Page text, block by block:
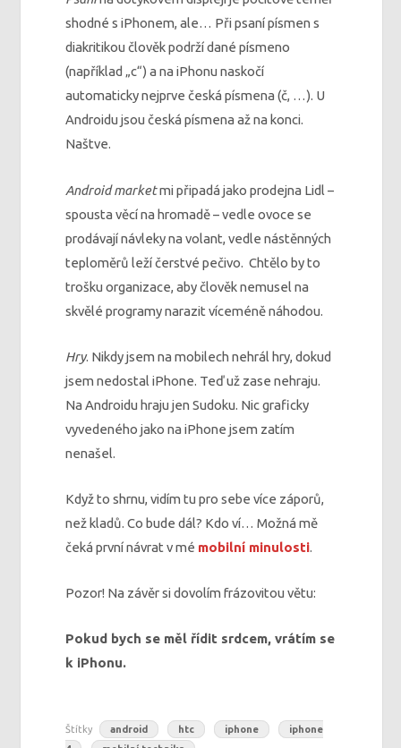
shodné s iPhonem, ale… Při psaní písmen s
diakritikou člověk podrží dané písmeno
(například „c“) a na iPhonu naskočí
automaticky nejprve česká písmena (č, …). U
Androidu jsou česká písmena až na konci.
Naštve.
Android marketmi připadá jako prodejna Lidl –
spousta věcí na hromadě – vedle ovoce se
prodávají návleky na volant, vedle nástěnných
teploměrů leží čerstvé pečivo. Chtělo by to
trošku organizace, aby člověk nemusel na
skvělé programy narazit víceméně náhodou.
Hry. Nikdy jsem na mobilech nehrál hry, dokud
jsem nedostal iPhone. Teď už zase nehraju.
Na Androidu hraju jen Sudoku. Nic graficky
vyvedeného jako na iPhone jsem zatím
nenašel.
Když to shrnu, vidím tu pro sebe více záporů,
než kladů. Co bude dál? Kdo ví… Možná mě
čeká první návrat v mé mobilní minulosti.
Pozor! Na závěr si dovolím frázovitou větu:
Pokud bych se měl řídit srdcem, vrátím se
k iPhonu.
Štítky android htc iphone
iphone